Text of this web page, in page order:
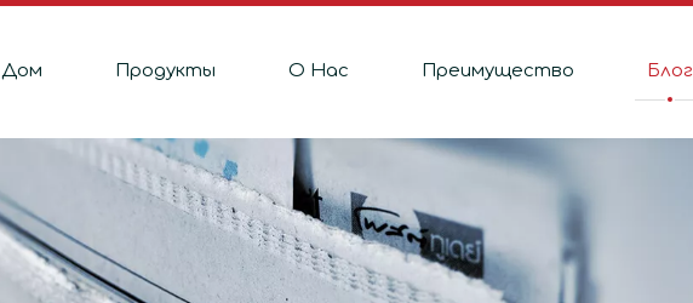
Дом Продукты О Hас Преимущество Блог